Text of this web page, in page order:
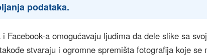
podataka.
Facebook-a omogućavaju ljudima da dele slike sa
stvaraju i ogromne spremišta fotografija koje se